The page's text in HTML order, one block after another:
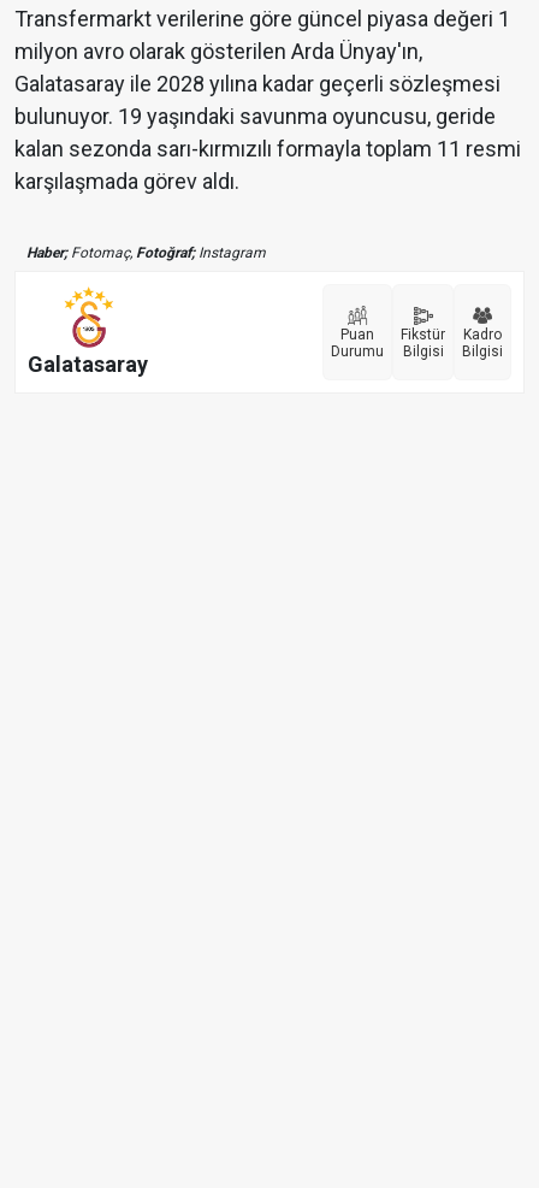
Transfermarkt verilerine göre güncel piyasa değeri 1
milyon avro olarak gösterilen Arda Ünyay'ın,
Galatasaray ile 2028 yılına kadar geçerli sözleşmesi
bulunuyor. 19 yaşındaki savunma oyuncusu, geride
kalan sezonda sarı-kırmızılı formayla toplam 11 resmi
karşılaşmada görev aldı.
Haber;Fotomaç, Fotoğraf;Instagram
Galatasaray
Puan
Durumu
Fikstür
Bilgisi
Kadro
Bilgisi